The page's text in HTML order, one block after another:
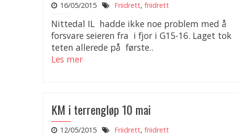
16/05/2015 Friidrett, friidrett
Nittedal IL hadde ikke noe problem med å
forsvare seieren fra i fjor i G15-16. Laget tok
teten allerede på første..
Les mer
KM i terrengløp 10 mai
12/05/2015 Friidrett, friidrett